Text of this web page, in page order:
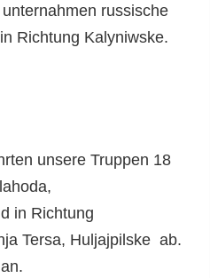
russische
Richtung Kalyniwske.
unsere Truppen 18
in Richtung
Tersa, Huljajpilske ab.